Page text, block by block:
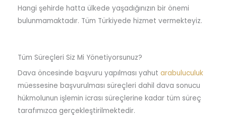
Hangi şehirde hatta ülkede yaşadığınızın bir önemi
bulunmamaktadır. Tüm Türkiyede hizmet vermekteyiz.
Tüm Süreçleri Siz Mi Yönetiyorsunuz?
Dava öncesinde başvuru yapılması yahut arabuluculuk
müessesine başvurulması süreçleri dahil dava sonucu
hükmolunun işlemin icrası süreçlerine kadar tüm süreç
tarafımızca gerçekleştirilmektedir.